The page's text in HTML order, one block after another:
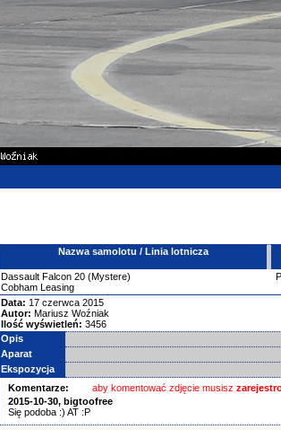
Nazwa samolotu / Linia lotnicza
Dassault Falcon 20 (Mystere)
Cobham Leasing
Data: 17 czerwca 2015
Autor: Mariusz Woźniak
Ilość wyświetleń: 3456
Opis
Aparat
Ekspozycja
Komentarze:
aby komentować zdjęcie musisz
2015-10-30, bigtoofree
Się podoba :) AT :P